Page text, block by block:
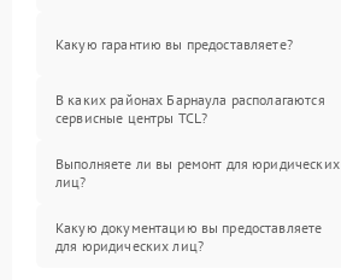
Какую гарантию вы предоставляете?
В каких районах Барнаула располагаются
сервисные центры TCL?
Выполняете ли вы ремонт для юридических
лиц?
Какую документацию вы предоставляете
для юридических лиц?